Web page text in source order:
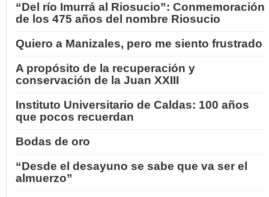
“Del río Imurrá al Riosucio”: Conmemoración
de los 475 años del nombre Riosucio
Quiero a Manizales, pero me siento frustrado
A propósito de la recuperación y
conservación de la Juan XXIII
Instituto Universitario de Caldas: 100 años
que pocos recuerdan
Bodas de oro
“Desde el desayuno se sabe que va ser el
almuerzo”